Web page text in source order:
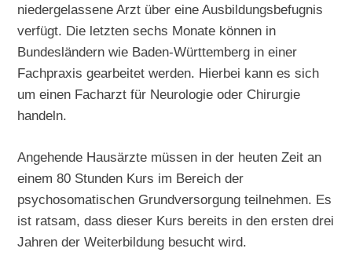
niedergelassene Arzt über eine Ausbildungsbefugnis
verfügt. Die letzten sechs Monate können in
Bundesländern wie Baden-Württemberg in einer
Fachpraxis gearbeitet werden. Hierbei kann es sich
um einen Facharzt für Neurologie oder Chirurgie
handeln.
Angehende Hausärzte müssen in der heuten Zeit an
einem 80 Stunden Kurs im Bereich der
psychosomatischen Grundversorgung teilnehmen. Es
ist ratsam, dass dieser Kurs bereits in den ersten drei
Jahren der Weiterbildung besucht wird.